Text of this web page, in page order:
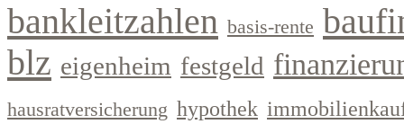
bankleitzahlen basis-rente
blz eigenheim festgeld
hausratversicherung hypothek